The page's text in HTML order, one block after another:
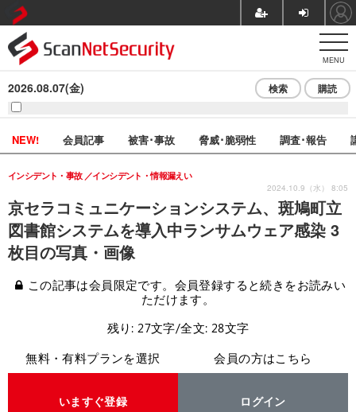
MENU
2026.08.07(金) 検索 購読
NEW! 会員記事 被害･事故 脅威･脆弱性 調査･報告
京セラコミュニケーションシステム、斑鳩町立
図書館システムを導入中ランサムウェア感染 3
枚目の写真・画像
インシデント・事故 インシデント・情報漏えい
2024.10.9（水） 8:05
この記事は会員限定です。会員登録すると続きをお読みい
ただけます。
残り: 27文字/全文: 28文字
無料・有料プランを選択
いますぐ登録
会員の方はこちら
ログイン